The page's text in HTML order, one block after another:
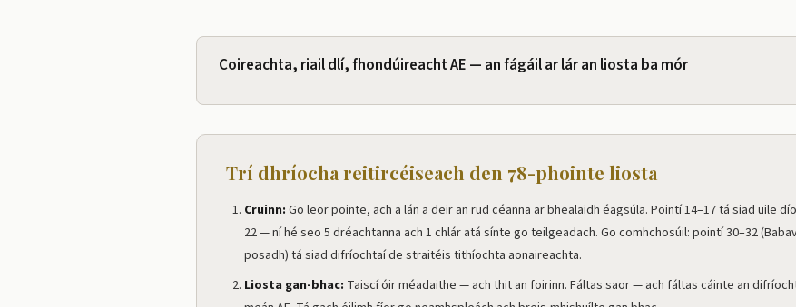
Coireachta, riail dlí, fhondúireacht AE — an fágáil ar lár an liosta ba mór
Trí dhríocha reitircéiseach den 78-phointe liosta
Cruinn: Go leor pointe, ach a lán a deir an rud céanna ar bhealaidh éagsúla. Pointí 14–17 tá siad uile
22 — ní hé seo 5 dréachtanna ach 1 chlár atá sínte go teilgeadach. Go comhchosúil: pointí 30–32
posadh) tá siad difríochtaí de straitéis tithíochta aonaireachta.
Liosta gan-bhac: Taiscí óir méadaithe — ach thit an foirinn. Fáltas saor — ach fáltas cáinte an